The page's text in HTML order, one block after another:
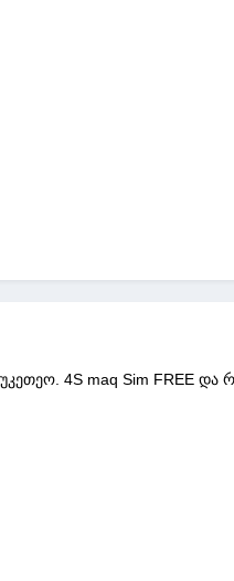
4S maq Sim FREE და